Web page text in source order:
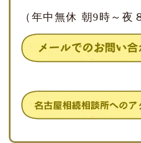
（年中無休 朝9時～夜